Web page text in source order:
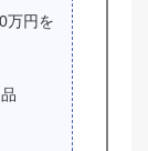
万円を